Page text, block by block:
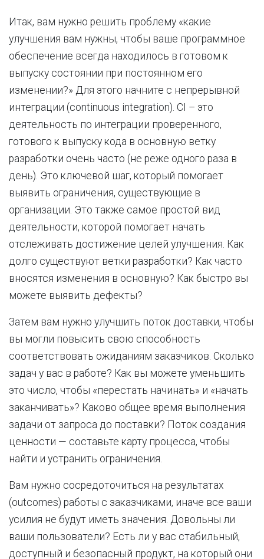
Итак, вам нужно решить проблему «какие
улучшения вам нужны, чтобы ваше программное
обеспечение всегда находилось в готовом к
выпуску состоянии при постоянном его
изменении?» Для этого начните с непрерывной
интеграции (continuous integration). CI – это
деятельность по интеграции проверенного,
готового к выпуску кода в основную ветку
разработки очень часто (не реже одного раза в
день). Это ключевой шаг, который помогает
выявить ограничения, существующие в
организации. Это также самое простой вид
деятельности, которой помогает начать
отслеживать достижение целей улучшения. Как
долго существуют ветки разработки? Как часто
вносятся изменения в основную? Как быстро вы
можете выявить дефекты?
Затем вам нужно улучшить поток доставки, чтобы
вы могли повысить свою способность
соответствовать ожиданиям заказчиков. Сколько
задач у вас в работе? Как вы можете уменьшить
это число, чтобы «перестать начинать» и «начать
заканчивать»? Каково общее время выполнения
задачи от запроса до поставки? Поток создания
ценности — составьте карту процесса, чтобы
найти и устранить ограничения.
Вам нужно сосредоточиться на результатах
(outcomes) работы с заказчиками, иначе все ваши
усилия не будут иметь значения. Довольны ли
ваши пользователи? Есть ли у вас стабильный,
доступный и безопасный продукт, на который они